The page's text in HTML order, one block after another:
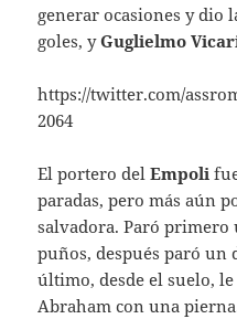
generar ocasiones y dio
goles, yGuglielmo
https://twitter.com/
2064
El portero delEmpoli
paradas, pero más aún
salvadora. Paró primero
puños, después paró
último, desde el suelo, le
Abraham con una